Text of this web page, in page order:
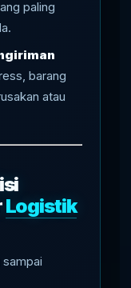
paling
barang
atau
Logistik
sampai